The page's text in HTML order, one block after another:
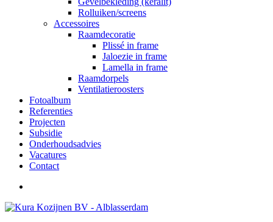
Rolluiken/screens
Accessoires
Raamdecoratie
Plissé in frame
Jaloezie in frame
Lamella in frame
Raamdorpels
Ventilatieroosters
Fotoalbum
Referenties
Projecten
Subsidie
Onderhoudsadvies
Vacatures
Contact